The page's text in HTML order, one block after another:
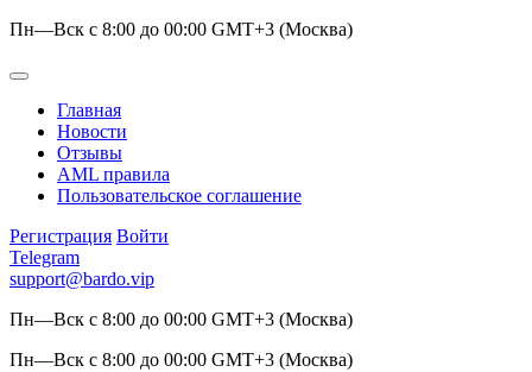
Пн—Вск с 8:00 до 00:00 GMT+3 (Москва)
Главная
Новости
Отзывы
AML правила
Пользовательское соглашение
Регистрация Войти
Telegram
support@bardo.vip
Пн—Вск с 8:00 до 00:00 GMT+3 (Москва)
Пн—Вск с 8:00 до 00:00 GMT+3 (Москва)